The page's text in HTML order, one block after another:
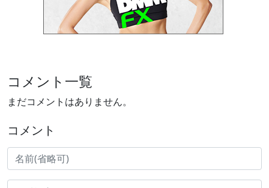
コメント一覧
まだコメントはありません。
コメント